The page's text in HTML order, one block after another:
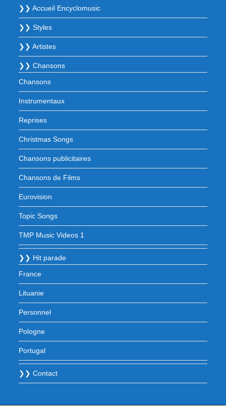
❯❯ Accueil Encyclomusic
❯❯ Styles
❯❯ Artistes
❯❯ Chansons
Chansons
Instrumentaux
Reprises
Christmas Songs
Chansons publicitaires
Chansons de Films
Eurovision
Topic Songs
TMP Music Videos 1
❯❯ Hit parade
France
Lituanie
Personnel
Pologne
Portugal
❯❯ Contact